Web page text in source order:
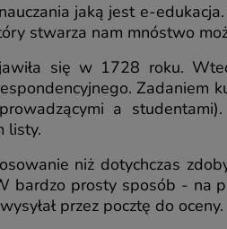
jaką jest e-
stwarza nam mnóstwo
się w 1728 roku.
Zadaniem
a
listy.
niż dotychczas
bardzo prosty sposób - na
przez pocztę do oceny.